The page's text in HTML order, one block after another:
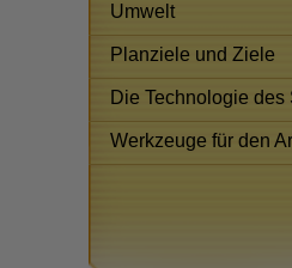
Umwelt
Planziele und Ziele
Die Technologie des
Werkzeuge für den